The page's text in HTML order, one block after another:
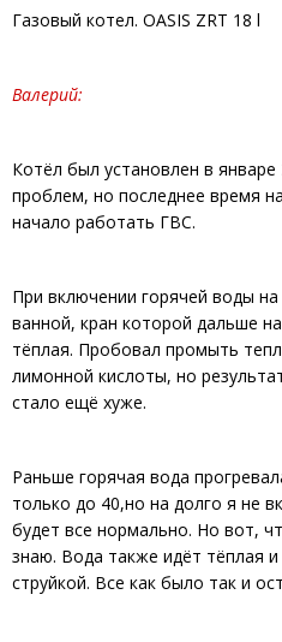
Газовый котел. OASIS ZRT 18 l
Валерий:
Котёл был установлен в
проблем, но последнее время
начало работать ГВС.
При включении горячей воды на
ванной, кран которой дальше
тёплая. Пробовал промыть
лимонной кислоты, но
стало ещё хуже.
Раньше горячая вода
только до 40,но на долго я не
будет все нормально. Но вот,
знаю. Вода также идёт тёплая
струйкой. Все как было так и